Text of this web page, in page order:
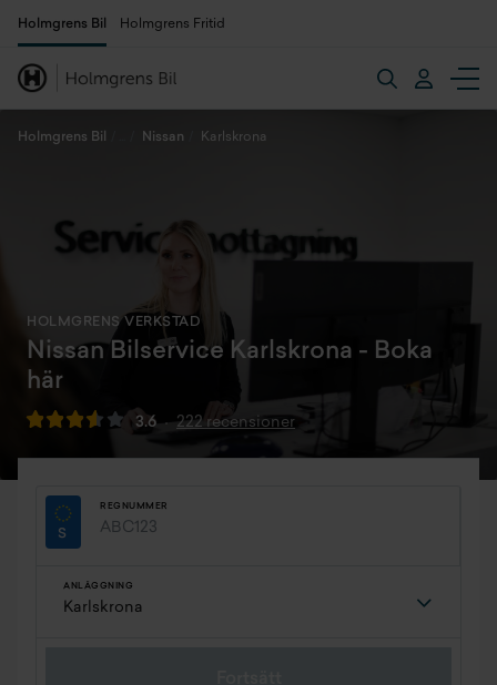
Holmgrens Bil Holmgrens Fritid
Holmgrens Bil Nissan Karlskrona
HOLMGRENS VERKSTAD
Nissan Bilservice Karlskrona - Boka
här
3.6 222 recensioner
REGNUMMER
ANLÄGGNING